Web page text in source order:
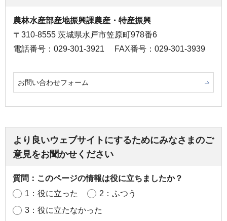
農林水産部産地振興課農産・特産振興
〒310-8555 茨城県水戸市笠原町978番6
電話番号：029-301-3921
FAX番号：029-301-3939
お問い合わせフォーム
より良いウェブサイトにするためにみなさまのご
意見をお聞かせください
質問：このページの情報は役に立ちましたか？
1：役に立った
2：ふつう
3：役に立たなかった